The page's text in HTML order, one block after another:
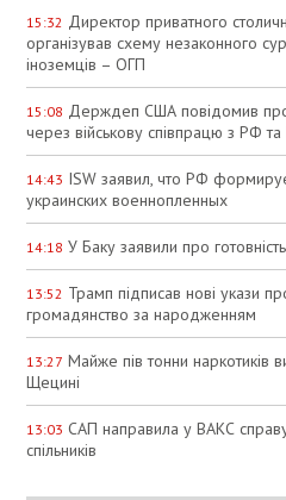
15:32 Директор приватного
організував схему незаконного
іноземців – ОГП
15:08 Держдеп США повідомив про
через військову співпрацю з РФ
14:43 ISW заявил, что РФ
украинских военнопленных
14:18 У Баку заявили про
13:52 Трамп підписав нові укази
громадянство за народженням
13:27 Майже пів тонни наркотиків
Щецині
13:03 САП направила у ВАКС
спільників